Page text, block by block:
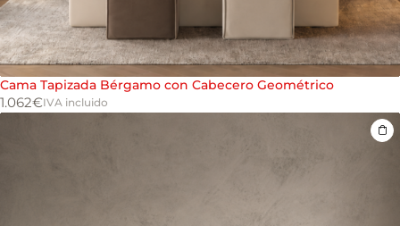
Cama Tapizada Bérgamo con Cabecero Geométrico
1.062€IVA incluido